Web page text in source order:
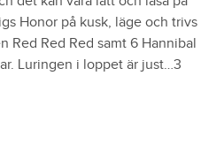
Honor på kusk, läge och trivs
Red Red Red samt 6 Hannibal
Luringen i loppet är just…3